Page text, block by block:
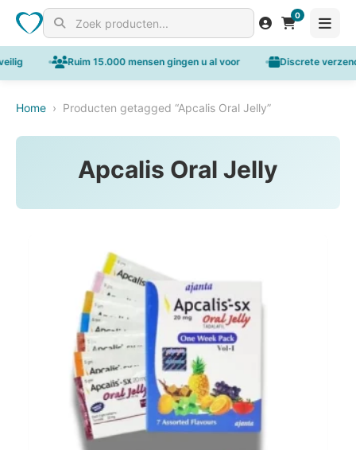
Search for products
0
Ruim 15.000 mensen gingen u al voor Discrete
Home › Producten getagged “Apcalis Oral Jelly”
Apcalis Oral Jelly